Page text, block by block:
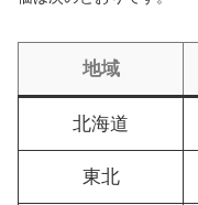
地域
北海道
東北